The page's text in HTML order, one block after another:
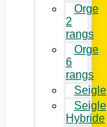
Orge
2
rangs
Orge
6
rangs
Seigle
Seigle
Hybride